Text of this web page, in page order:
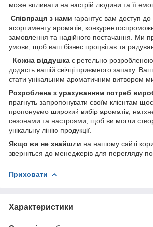
може впливати на настрій людини та її
Співпраця з нами гарантує вам доступ
асортименту ароматів,
замовлення та надійного постачання. Ми
умови, щоб ваш бізнес процвітав та радував
Кожна віддушка є ретельно
додасть вашій свічці приємного запаху.
стати унікальним ароматичним витвором
Розроблена з урахуванням потреб
прагнуть запропонувати своїм клієнтам
пропонуємо широкий вибір ароматів,
сезонами та настроями, щоб ви могли
унікальну лінію продукції.
Якщо ви не знайшли на нашому сайті
зверніться до менеджерів для перегляду
Приховати
Характеристики